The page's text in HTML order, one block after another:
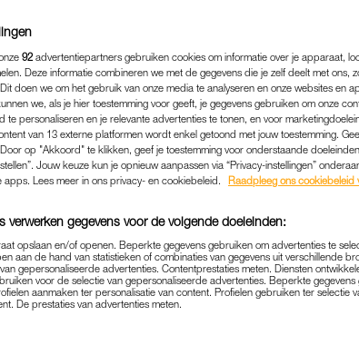
FICQ:
EN BEDREIGDEN
BINNENLAND VOOR DE RECHTER
92 advertentiepartners gebruiken cookies om informatie over je apparaat,
Deze informatie combineren we met de gegevens die je zelf deelt met ons,
doen we om het gebruik van onze media te analyseren en onze websites en
we, als je hier toestemming voor geeft, je gegevens gebruiken om onze
te personaliseren en je relevante advertenties te tonen, en voor
van 13 externe platformen wordt enkel getoond met jouw toestemming.
op "Akkoord" te klikken, geef je toestemming voor onderstaande
Jouw keuze kun je opnieuw aanpassen via “Privacy-instellingen”
apps. Lees meer in ons privacy- en cookiebeleid.
Raadpleeg ons cookiebeleid
verwerken gegevens voor de volgende doeleinden:
opslaan en/of openen. Beperkte gegevens gebruiken om advertenties te
aan de hand van statistieken of combinaties van gegevens uit verschillende
gepersonaliseerde advertenties. Contentprestaties meten. Diensten
voor de selectie van gepersonaliseerde advertenties. Beperkte
aanmaken ter personalisatie van content. Profielen gebruiken ter selectie
De prestaties van advertenties meten.